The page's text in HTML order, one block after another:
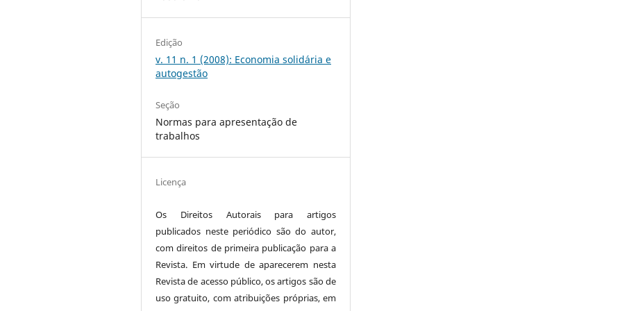
Edição
v. 11 n. 1 (2008): Economia solidária e
autogestão
Seção
Normas para apresentação de
trabalhos
Licença
Os Direitos Autorais para artigos
publicados neste periódico são do autor,
com direitos de primeira publicação para a
Revista. Em virtude de aparecerem nesta
Revista de acesso público, os artigos são de
uso gratuito, com atribuições próprias, em